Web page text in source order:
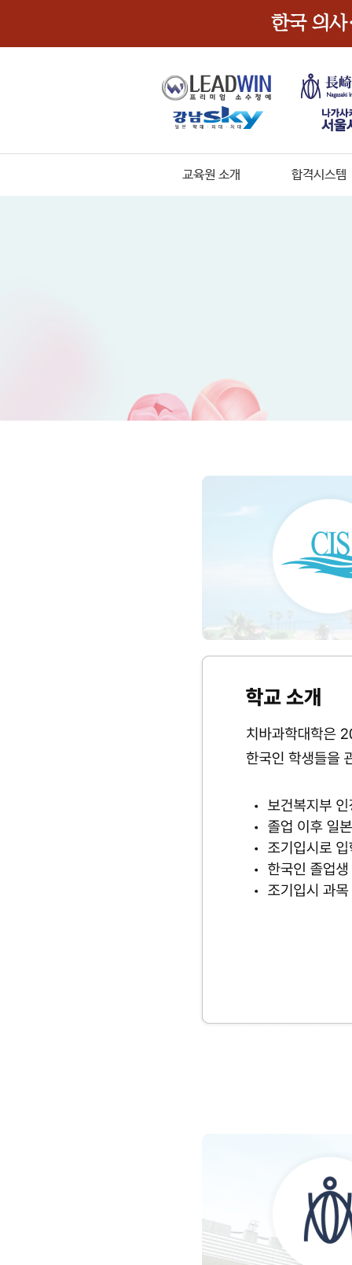
교육원 소개 합격시스템